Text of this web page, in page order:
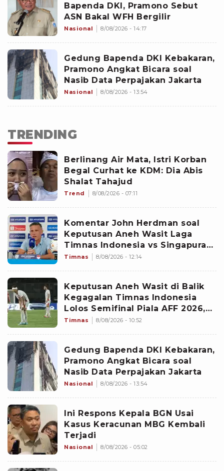
Bapenda DKI, Pramono Sebut
ASN Bakal WFH Bergilir
Nasional 8/08/2026 - 14:17
Gedung Bapenda DKI Kebakaran,
Pramono Angkat Bicara soal
Nasib Data Perpajakan Jakarta
Nasional 8/08/2026 - 13:54
TRENDING
Berlinang Air Mata, Istri Korban
Begal Curhat ke KDM: Dia Abis
Shalat Tahajud
Trend 8/08/2026 - 07:11
Komentar John Herdman soal
Keputusan Aneh Wasit Laga
Timnas Indonesia vs Singapura
di Piala AFF 2026: Percuma
Timnas 8/08/2026 - 12:14
Keputusan Aneh Wasit di Balik
Kegagalan Timnas Indonesia
Lolos Semifinal Piala AFF 2026,
Untungkan Singapura dan
Timnas 8/08/2026 - 10:52
Gedung Bapenda DKI Kebakaran,
Pramono Angkat Bicara soal
Nasib Data Perpajakan Jakarta
Nasional 8/08/2026 - 13:54
Ini Respons Kepala BGN Usai
Kasus Keracunan MBG Kembali
Terjadi
Nasional 8/08/2026 - 05:02